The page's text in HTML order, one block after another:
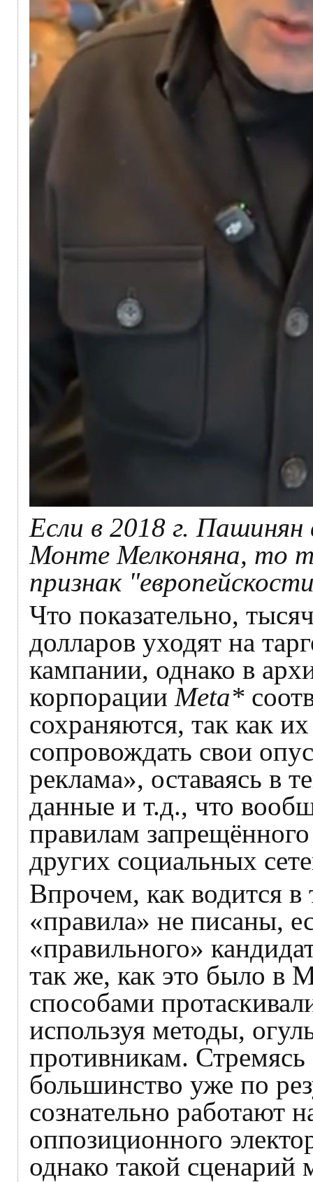
Если в 2018 г. Пашинян
Монте Мелконяна, то
признак
Что показательно,
долларов уходят на
кампании, однако в
корпорации Meta*
сохраняются, так как
сопровождать свои
реклама», оставаясь в
данные и т.д., что
правилам
других социальных
Впрочем, как водится в
«правила» не писаны,
«правильного»
так же, как это было в
способами
используя методы,
противникам. Стремясь
большинство уже по
сознательно работают
оппозиционного
однако такой сценарий